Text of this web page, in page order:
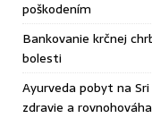
poškodením
Bankovanie krčnej
bolesti
Ayurveda pobyt na
zdravie a rovnohováha